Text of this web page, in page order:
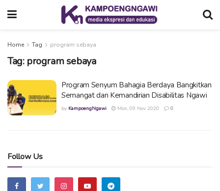
Home Tag program sebaya
Tag: program sebaya
Program Senyum Bahagia Berdaya Bangkitkan
Semangat dan Kemandirian Disabilitas Ngawi
by KampoengNgawi Mon, 09 Nov 2020 0
Follow Us